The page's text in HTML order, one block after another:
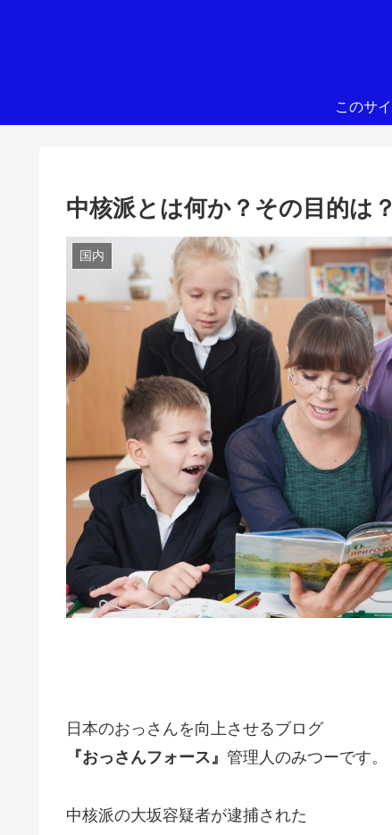
このサ
中核派とは何か？その目的は
国内
日本のおっさんを向上させるブログ
『おっさんフォース』 管理人のみつーです。
中核派の大坂容疑者が逮捕された